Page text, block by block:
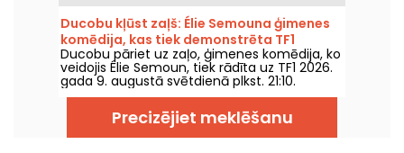
Ducobu kļūst zaļš: Élie Semouna ģimenes
komēdija, kas tiek demonstrēta TF1
Ducobu pāriet uz zaļo, ģimenes komēdija, ko
veidojis Élie Semoun, tiek rādīta uz TF1 2026.
gada 9. augustā svētdienā plkst. 21:10.
Precizējiet meklēšanu